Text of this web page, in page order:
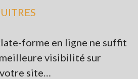
forme en ligne ne suffit
visibilité sur
site…